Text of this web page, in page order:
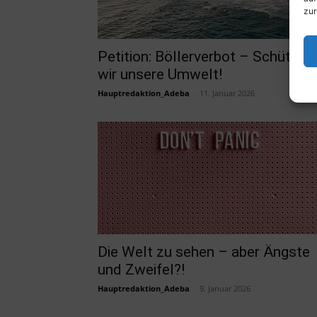
Petition: Böllerverbot – Schützen
wir unsere Umwelt!
Hauptredaktion_Adeba 11. Januar 2026
Die Welt zu sehen – aber Ängste
und Zweifel?!
Hauptredaktion_Adeba 9. Januar 2026